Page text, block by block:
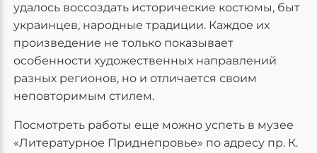
удалось воссоздать исторические костюмы, быт
украинцев, народные традиции. Каждое их
произведение не только показывает
особенности художественных направлений
разных регионов, но и отличается своим
неповторимым стилем.
Посмотреть работы еще можно успеть в музее
«Литературное Приднепровье» по адресу пр. К.